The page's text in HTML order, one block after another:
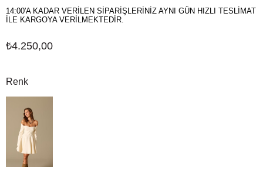
14:00'A KADAR VERİLEN SİPARİŞLERİNİZ AYNI GÜN HIZLI TESLİMAT
İLE KARGOYA VERİLMEKTEDİR.
₺4.250,00
Renk